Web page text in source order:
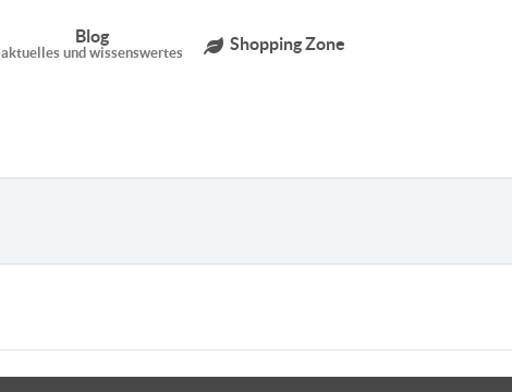
Blog
aktuelles und wissenswertes Shopping Zone